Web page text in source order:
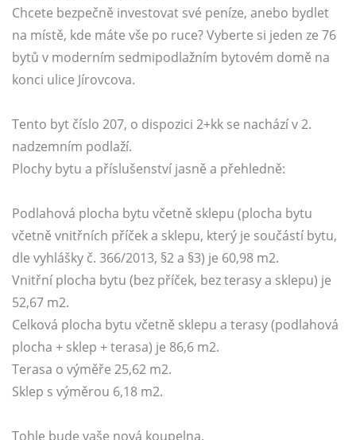
Chcete bezpečně investovat své peníze, anebo bydlet
na místě, kde máte vše po ruce? Vyberte si jeden ze 76
bytů v moderním sedmipodlažním bytovém domě na
konci ulice Jírovcova.
Tento byt číslo 207, o dispozici 2+kk se nachází v 2.
nadzemním podlaží.
Plochy bytu a příslušenství jasně a přehledně:
Podlahová plocha bytu včetně sklepu (plocha bytu
včetně vnitřních příček a sklepu, který je součástí bytu,
dle vyhlášky č. 366/2013, §2 a §3) je 60,98 m2.
Vnitřní plocha bytu (bez příček, bez terasy a sklepu) je
52,67 m2.
Celková plocha bytu včetně sklepu a terasy (podlahová
plocha + sklep + terasa) je 86,6 m2.
Terasa o výměře 25,62 m2.
Sklep s výměrou 6,18 m2.
Tohle bude vaše nová koupelna.